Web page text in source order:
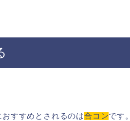
すすめとされるのは合コンです。